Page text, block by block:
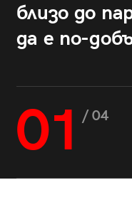
близо до
да е по-
01 / 04